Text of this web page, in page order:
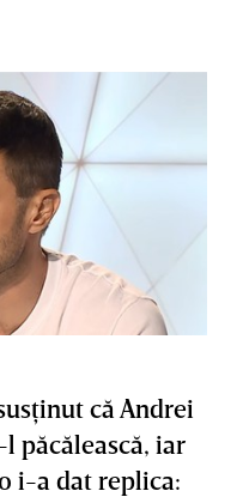
că Andrei
păcălească, iar
i-a dat replica: